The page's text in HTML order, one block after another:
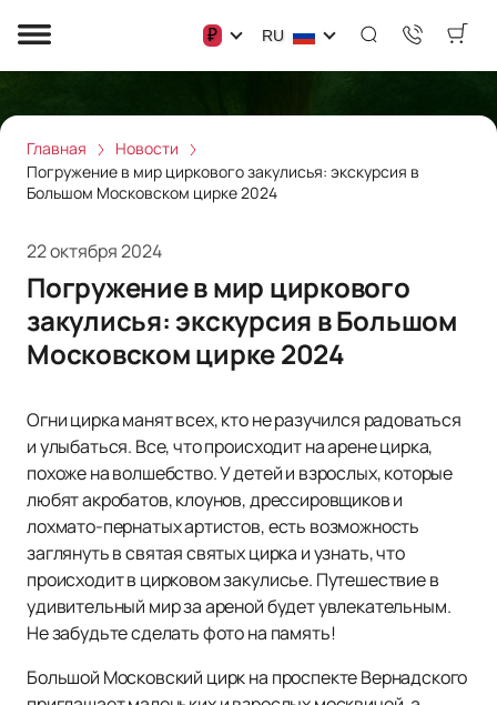
₽ RU
Главная
Новости
Погружение в мир циркового закулисья: экскурсия в
Большом Московском цирке 2024
22 октября 2024
Погружение в мир циркового
закулисья: экскурсия в Большом
Московском цирке 2024
Огни цирка манят всех, кто не разучился радоваться
и улыбаться. Все, что происходит на арене цирка,
похоже на волшебство. У детей и взрослых, которые
любят акробатов, клоунов, дрессировщиков и
лохмато-пернатых артистов, есть возможность
заглянуть в святая святых цирка и узнать, что
происходит в цирковом закулисье. Путешествие в
удивительный мир за ареной будет увлекательным.
Не забудьте сделать фото на память!
Большой Московский цирк на проспекте Вернадского